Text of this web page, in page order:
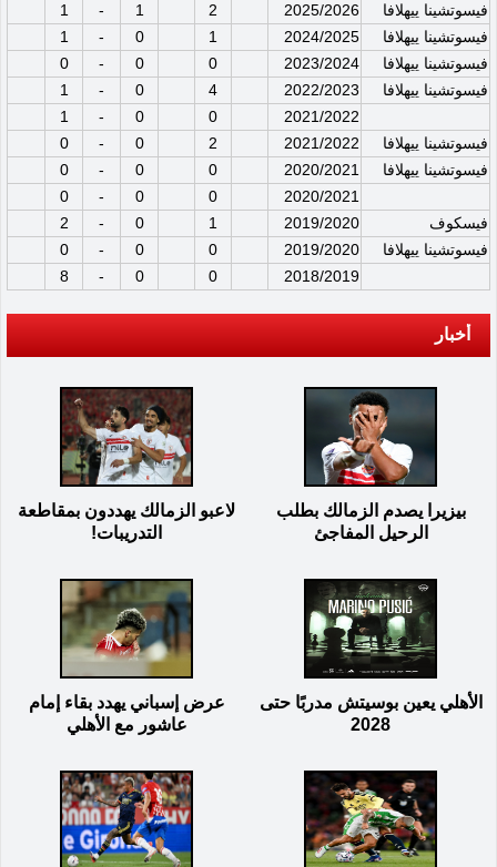
فيسوتشينا ييهلافا
2025/2026
2
1
-
1
فيسوتشينا ييهلافا
2024/2025
1
0
-
1
فيسوتشينا ييهلافا
2023/2024
0
0
-
0
فيسوتشينا ييهلافا
2022/2023
4
0
-
1
2021/2022
0
0
-
1
فيسوتشينا ييهلافا
2021/2022
2
0
-
0
فيسوتشينا ييهلافا
2020/2021
0
0
-
0
2020/2021
0
0
-
0
فيسكوف
2019/2020
1
0
-
2
فيسوتشينا ييهلافا
2019/2020
0
0
-
0
2018/2019
0
0
-
8
أخبار
بيزيرا يصدم الزمالك بطلب
الرحيل المفاجئ
لاعبو الزمالك يهددون بمقاطعة
التدريبات!
الأهلي يعين بوسيتش مدربًا حتى
2028
عرض إسباني يهدد بقاء إمام
عاشور مع الأهلي